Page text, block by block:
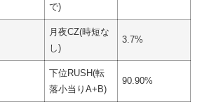
で)
月夜CZ(時短な
し)
3.7%
下位RUSH(転
落小当りA+B)
90.90%